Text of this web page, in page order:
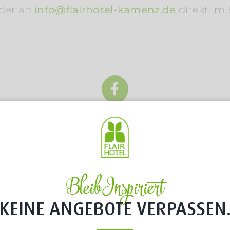
an info@flairhotel-kamenz.de direkt im
AUSZEICHNUNGEN
Bleib Inspiriert
KEINE ANGEBOTE VERPASSEN.